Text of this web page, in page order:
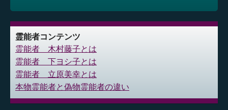
霊能者コンテンツ
霊能者 木村藤子とは
霊能者 下ヨシ子とは
霊能者 立原美幸とは
本物霊能者と偽物霊能者の違い